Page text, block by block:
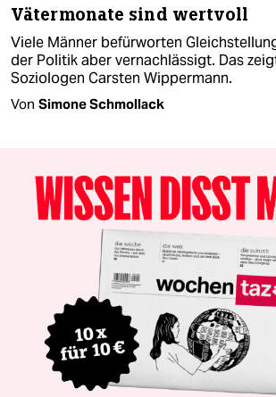
Vätermonate sind wertvoll
Viele Männer befürworten
der Politik aber vernachlässigt. Das
Soziologen Carsten Wippermann.
Von Simone Schmollack